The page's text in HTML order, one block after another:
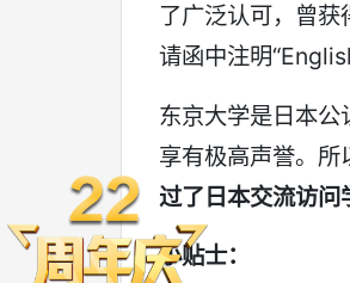
了广泛认可，曾
请函中注明
东京大学是日本公
享有极高声誉。所
过了日本交流访问
小贴士：